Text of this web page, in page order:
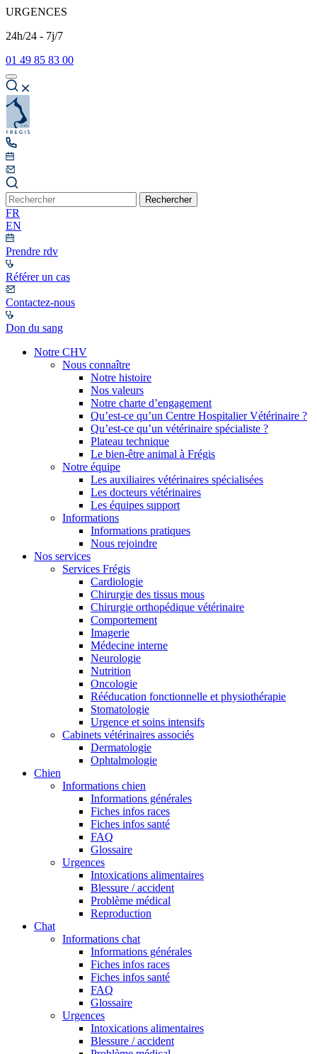
URGENCES
24h/24 - 7j/7
01 49 85 83 00
Rechercher
FR
EN
Prendre rdv
Référer un cas
Contactez-nous
Don du sang
Notre CHV
Nous connaître
Notre histoire
Nos valeurs
Notre charte d’engagement
Qu’est-ce qu’un Centre Hospitalier Vétérinaire ?
Qu’est-ce qu’un vétérinaire spécialiste ?
Plateau technique
Le bien-être animal à Frégis
Notre équipe
Les auxiliaires vétérinaires spécialisées
Les docteurs vétérinaires
Les équipes support
Informations
Informations pratiques
Nous rejoindre
Nos services
Services Frégis
Cardiologie
Chirurgie des tissus mous
Chirurgie orthopédique vétérinaire
Comportement
Imagerie
Médecine interne
Neurologie
Nutrition
Oncologie
Rééducation fonctionnelle et physiothérapie
Stomatologie
Urgence et soins intensifs
Cabinets vétérinaires associés
Dermatologie
Ophtalmologie
Chien
Informations chien
Informations générales
Fiches infos races
Fiches infos santé
FAQ
Glossaire
Urgences
Intoxications alimentaires
Blessure / accident
Problème médical
Reproduction
Chat
Informations chat
Informations générales
Fiches infos races
Fiches infos santé
FAQ
Glossaire
Urgences
Intoxications alimentaires
Blessure / accident